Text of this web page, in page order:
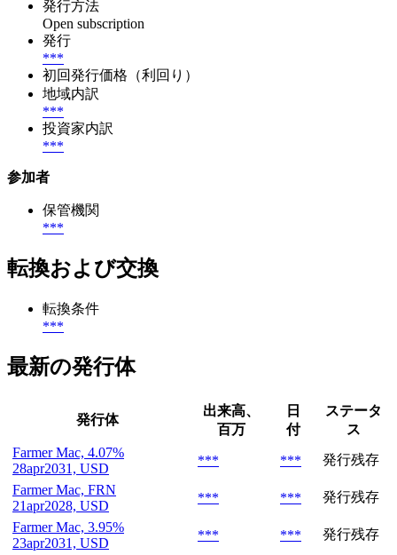
発行方法
Open subscription
発行
***
初回発行価格（利回り）
地域内訳
***
投資家内訳
***
参加者
保管機関
***
転換および交換
転換条件
***
最新の発行体
発行体
出来高、
百万
日
付
ステータ
ス
Farmer Mac, 4.07%
28apr2031, USD
*** ***
発行残存
Farmer Mac, FRN
21apr2028, USD
*** ***
発行残存
Farmer Mac, 3.95%
23apr2031, USD
*** ***
発行残存